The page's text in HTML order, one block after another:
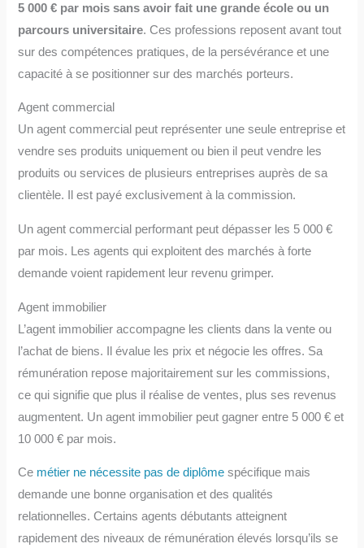
5 000 € par mois sans avoir fait une grande école ou un
parcours universitaire. Ces professions reposent avant tout
sur des compétences pratiques, de la persévérance et une
capacité à se positionner sur des marchés porteurs.
Agent commercial
Un agent commercial peut représenter une seule entreprise et
vendre ses produits uniquement ou bien il peut vendre les
produits ou services de plusieurs entreprises auprès de sa
clientèle. Il est payé exclusivement à la commission.
Un agent commercial performant peut dépasser les 5 000 €
par mois. Les agents qui exploitent des marchés à forte
demande voient rapidement leur revenu grimper.
Agent immobilier
L’agent immobilier accompagne les clients dans la vente ou
l’achat de biens. Il évalue les prix et négocie les offres. Sa
rémunération repose majoritairement sur les commissions,
ce qui signifie que plus il réalise de ventes, plus ses revenus
augmentent. Un agent immobilier peut gagner entre 5 000 € et
10 000 € par mois.
Ce métier ne nécessite pas de diplôme spécifique mais
demande une bonne organisation et des qualités
relationnelles. Certains agents débutants atteignent
rapidement des niveaux de rémunération élevés lorsqu’ils se